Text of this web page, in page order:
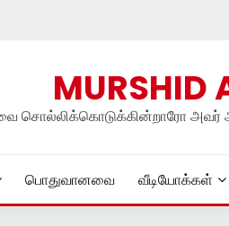
MURSHID
சொல்லிக்கொடுக்கின்றாரோ
பொதுவானவை வீடியோக்கள்